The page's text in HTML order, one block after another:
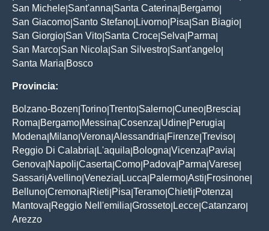
San Michele Sant'anna Santa Caterina Bergamo
San Giacomo Santo Stefano Livorno Pisa San Biagio
San Giorgio San Vito Santa Croce Selva Parma
San Marco San Nicola San Silvestro Sant'angelo
Santa Maria Bosco
Provincia:
Bolzano-Bozen Torino Trento Salerno Cuneo Brescia
Roma Bergamo Messina Cosenza Udine Perugia
Modena Milano Verona Alessandria Firenze Treviso
Reggio Di Calabria L'aquila Bologna Vicenza Pavia
Genova Napoli Caserta Como Padova Parma Varese
Sassari Avellino Venezia Lucca Palermo Asti Frosinone
Belluno Cremona Rieti Pisa Teramo Chieti Potenza
Mantova Reggio Nell'emilia Grosseto Lecce Catanzaro
Arezzo